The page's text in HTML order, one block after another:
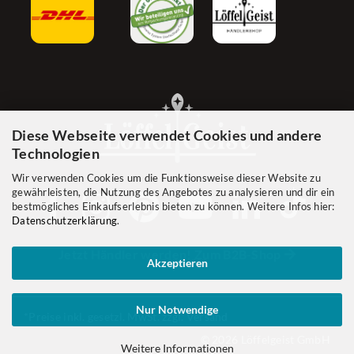
Diese Webseite verwendet Cookies und andere
Technologien
Wir verwenden Cookies um die Funktionsweise dieser Website zu
gewährleisten, die Nutzung des Angebotes zu analysieren und dir ein
bestmögliches Einkaufserlebnis bieten zu können. Weitere Infos hier:
Datenschutzerklärung.
Akzeptieren
Nur Notwendige
Weitere Informationen
*Preise inkl. gesetzl. MwSt. zzgl. Versand